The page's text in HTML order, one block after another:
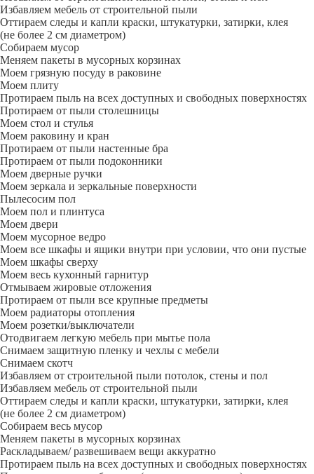
Избавляем мебель от строительной пыли
Оттираем следы и капли краски, штукатурки, затирки, клея
(не более 2 см диаметром)
Собираем мусор
Меняем пакеты в мусорных корзинах
Моем грязную посуду в раковине
Моем плиту
Протираем пыль на всех доступных и свободных поверхностях
Протираем от пыли столешницы
Моем стол и стулья
Моем раковину и кран
Протираем от пыли настенные бра
Протираем от пыли подоконники
Моем дверные ручки
Моем зеркала и зеркальные поверхности
Пылесосим пол
Моем пол и плинтуса
Моем двери
Моем мусорное ведро
Моем все шкафы и ящики внутри при условии, что они пустые
Моем шкафы сверху
Моем весь кухонный гарнитур
Отмываем жировые отложения
Протираем от пыли все крупные предметы
Моем радиаторы отопления
Моем розетки/выключатели
Отодвигаем легкую мебель при мытье пола
Снимаем защитную пленку и чехлы с мебели
Снимаем скотч
Избавляем от строительной пыли потолок, стены и пол
Избавляем мебель от строительной пыли
Оттираем следы и капли краски, штукатурки, затирки, клея
(не более 2 см диаметром)
Собираем весь мусор
Меняем пакеты в мусорных корзинах
Раскладываем/ развешиваем вещи аккуратно
Протираем пыль на всех доступных и свободных поверхностях